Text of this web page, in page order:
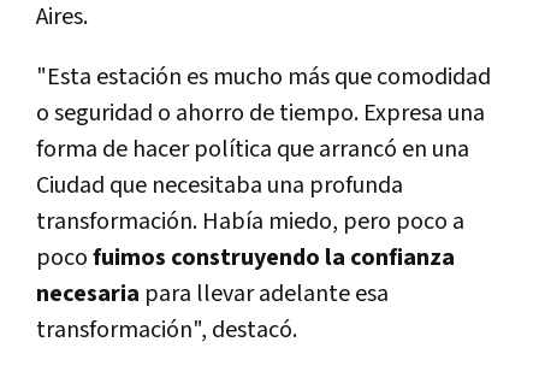
Aires.
"Esta estación es mucho más que comodidad
o seguridad o ahorro de tiempo. Expresa una
forma de hacer polí­tica que arrancó en una
Ciudad que necesitaba una profunda
transformación. Habí­a miedo, pero poco a
pocofuimos construyendo la confianza
necesaria para llevar adelante esa
transformación", destacó.